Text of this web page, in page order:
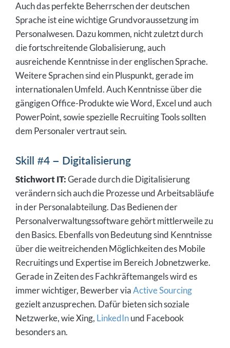
Auch das perfekte Beherrschen der deutschen
Sprache ist eine wichtige Grundvoraussetzung im
Personalwesen. Dazu kommen, nicht zuletzt durch
die fortschreitende Globalisierung, auch
ausreichende Kenntnisse in der englischen Sprache.
Weitere Sprachen sind ein Pluspunkt, gerade im
internationalen Umfeld. Auch Kenntnisse über die
gängigen Office-Produkte wie Word, Excel und auch
PowerPoint, sowie spezielle Recruiting Tools sollten
dem Personaler vertraut sein.
Skill #4 – Digitalisierung
Stichwort IT:Gerade durch die Digitalisierung
verändern sich auch die Prozesse und Arbeitsabläufe
in der Personalabteilung. Das Bedienen der
Personalverwaltungssoftware gehört mittlerweile zu
den Basics. Ebenfalls von Bedeutung sind Kenntnisse
über die weitreichenden Möglichkeiten des Mobile
Recruitings und Expertise im Bereich Jobnetzwerke.
Gerade in Zeiten des Fachkräftemangels wird es
immer wichtiger, Bewerber viaActive Sourcing
gezielt anzusprechen. Dafür bieten sich soziale
Netzwerke, wie Xing, LinkedInund Facebook
besonders an.